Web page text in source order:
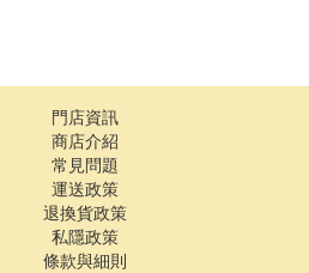
門店資訊
商店介紹
常見問題
運送政策
退換貨政策
私隱政策
條款與細則